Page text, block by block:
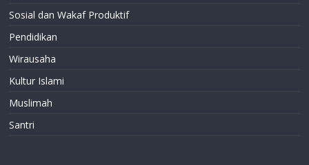
Sosial dan Wakaf Produktif
Pendidikan
Wirausaha
Kultur Islami
Muslimah
Santri